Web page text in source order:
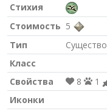
Стихия
Стоимость 5
Тип
Существо
Класс
Свойства
8 1
Иконки